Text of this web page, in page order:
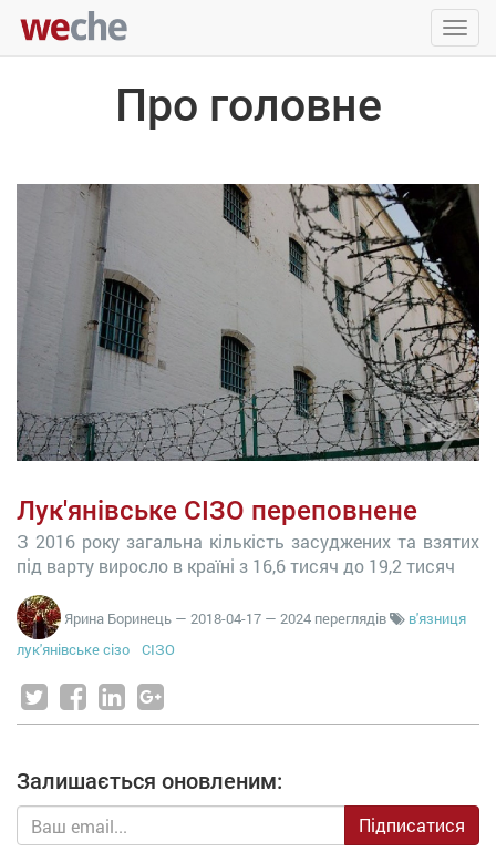
Про головне
Лук'янівське СІЗО переповнене
З 2016 року загальна кількість засуджених та взятих
під варту виросло в країні з 16,6 тисяч до 19,2 тисяч
Ярина Боринець — 2018-04-17 — 2024 переглядів
в'язниця
лук'янівське сізо
СІЗО
Залишається оновленим:
Підписатися